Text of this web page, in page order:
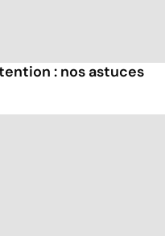
: nos astuces